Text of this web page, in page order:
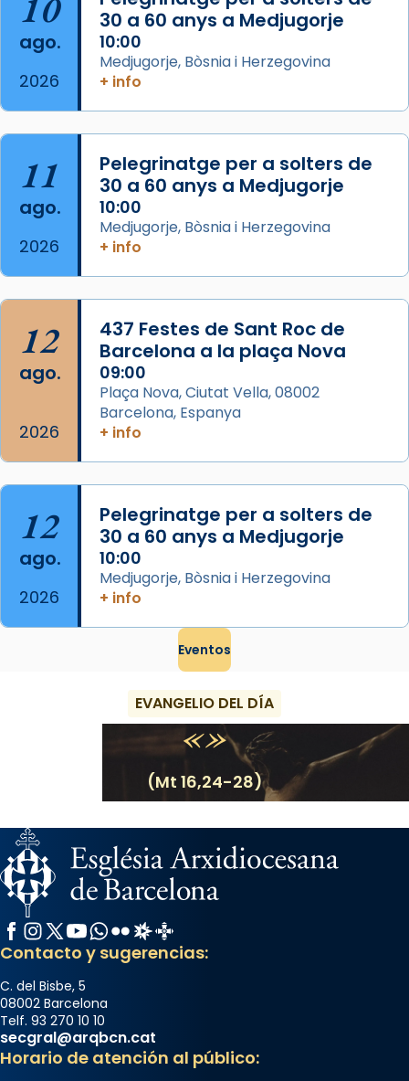
Arquebisbat de Barcelona
2 weeks ago
Memòria de les santes Juliana i
Acompanyant la història de sant Cugat, a
partir de l’Edat Mitjana sorgeix la tradició
que les santes Juliana (“relatiu a Júlia”) i
Semproniana (“relatiu a Semprònia =
eterna”) són deixebles seves. I l’any 1667, el
frare Joan Gaspar Roig, afirma en una obra
que les santes són filles de l’antiga Iluro.
Mataró en reivindicarà les relíq
Foto
View on Facebook · Share
ago.
2026
30 a 60 anys a Medjugorje
10:00
Medjugorje, Bòsnia i Herzegovina
+ info
11
ago.
2026
Pelegrinatge per a solters de
30 a 60 anys a Medjugorje
10:00
Medjugorje, Bòsnia i Herzegovina
+ info
12
ago.
2026
437 Festes de Sant Roc de
Barcelona a la plaça Nova
09:00
Plaça Nova, Ciutat Vella, 08002
Barcelona, Espanya
+ info
12
ago.
2026
Pelegrinatge per a solters de
30 a 60 anys a Medjugorje
10:00
Medjugorje, Bòsnia i Herzegovina
+ info
Eventos
EVANGELIO DEL DÍA
(Mt 16,24-28)
Facebook
Instagram
X / Twitter
YouTube
WhatsApp
FlickrRadio Estel
Catalunya Cristiana
Contacto y sugerencias:
C. del Bisbe, 5
08002 Barcelona
Telf. 93 270 10 10
secgral@arqbcn.cat
Horario de atención al público: